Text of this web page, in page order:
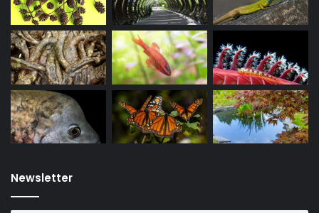
Newsletter